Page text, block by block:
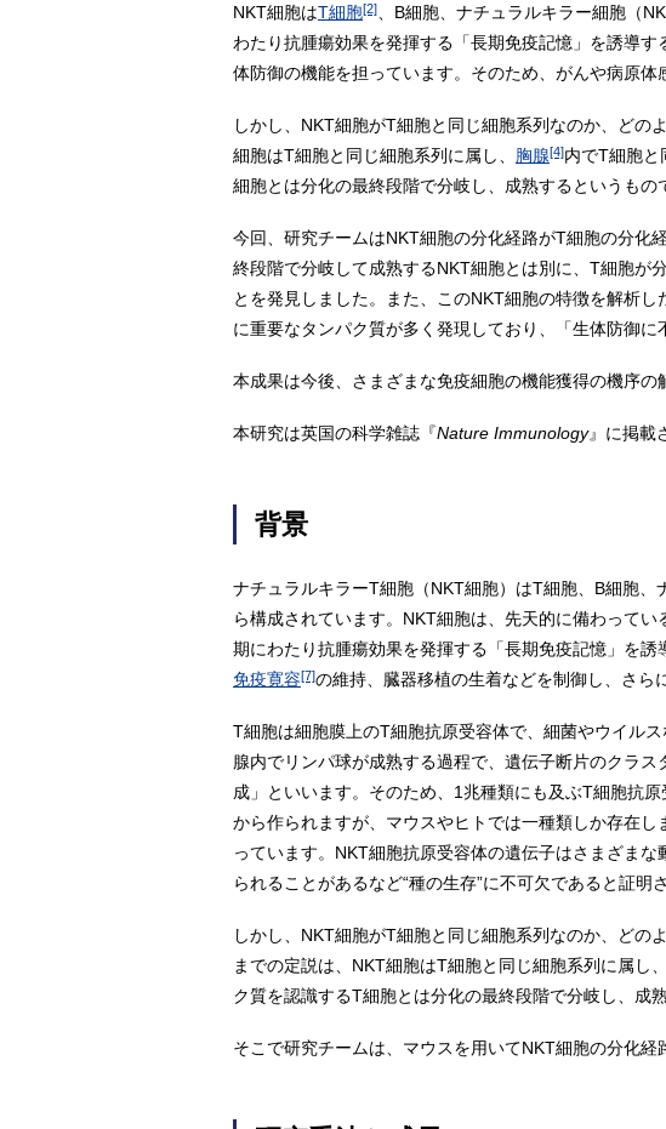
NKT細胞はT細胞[2] 、B細胞、ナチュラルキラー細胞（
わたり抗腫瘍効果を発揮する「長期免疫記憶」を誘導
体防御の機能を担っています。そのため、がんや病原
しかし、NKT細胞がT細胞と同じ細胞系列なのか、ど
細胞はT細胞と同じ細胞系列に属し、 胸腺[4]内でT細胞と
細胞とは分化の最終段階で分岐し、成熟するというもの
今回、研究チームはNKT細胞の分化経路がT細胞の分化
終段階で分岐して成熟するNKT細胞とは別に、T細胞が
とを発見しました。また、このNKT細胞の特徴を解析
に重要なタンパク質が多く発現しており、「生体防御に
本成果は今後、さまざまな免疫細胞の機能獲得の機序
本研究は英国の科学雑誌『Nature Immunology』に掲載
背景
ナチュラルキラーT細胞（NKT細胞）はT細胞、B細胞
ら構成されています。NKT細胞は、先天的に備わって
期にわたり抗腫瘍効果を発揮する「長期免疫記憶」を
免疫寛容[7]の維持、臓器移植の生着などを制御し、さら
T細胞は細胞膜上のT細胞抗原受容体で、細菌やウイル
腺内でリンパ球が成熟する過程で、遺伝子断片のクラ
成」といいます。そのため、1兆種類にも及ぶT細胞抗
から作られますが、マウスやヒトでは一種類しか存在
っています。NKT細胞抗原受容体の遺伝子はさまざま
られることがあるなど“種の生存”に不可欠であると証
しかし、NKT細胞がT細胞と同じ細胞系列なのか、ど
までの定説は、NKT細胞はT細胞と同じ細胞系列に属
ク質を認識するT細胞とは分化の最終段階で分岐し、成
そこで研究チームは、マウスを用いてNKT細胞の分化